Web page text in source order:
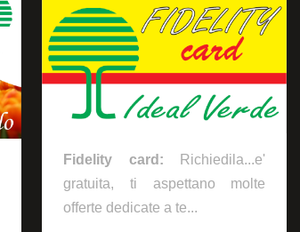
Fidelity card: Richiedila...e'
gratuita, ti aspettano molte
offerte dedicate a te...